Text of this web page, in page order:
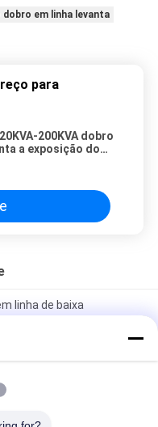
dobro em linha levanta
para
200KVA dobro
a exposição do
linha de baixa
com a
levanta, conversão